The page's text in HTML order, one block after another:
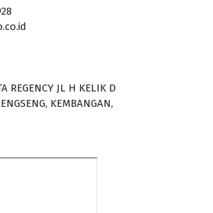
REGENCY JL H KELIK D
KEMBANGAN,